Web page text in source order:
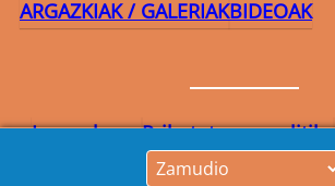
ARGAZKIAK / GALERIAKBIDEOAK
Lege-oharraPribatutasun-politika